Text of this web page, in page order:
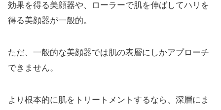
効果を得る美顔器や、ローラーで肌を伸ばしてハリを
得る美顔器が一般的。
ただ、一般的な美顔器では肌の表層にしかアプローチ
できません。
より根本的に肌をトリートメントするなら、深層にま